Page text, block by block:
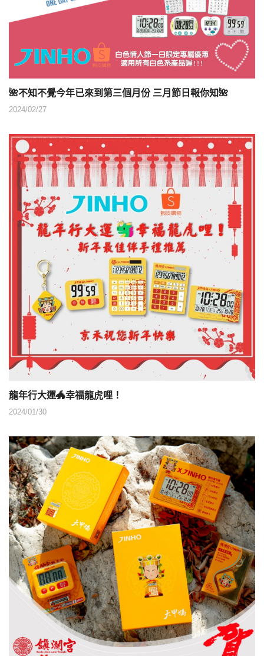
🌺不知不覺今年已來到第三個月份 三月節日報你知🌺
2024/02/27
龍年行大運🐲幸福龍虎哩！
2024/01/30